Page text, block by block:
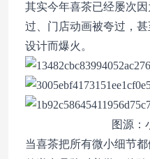
其实今年喜茶已经屡次
过、门店动画被夸过，
设计而爆火。
图源：
当喜茶把所有微小细节